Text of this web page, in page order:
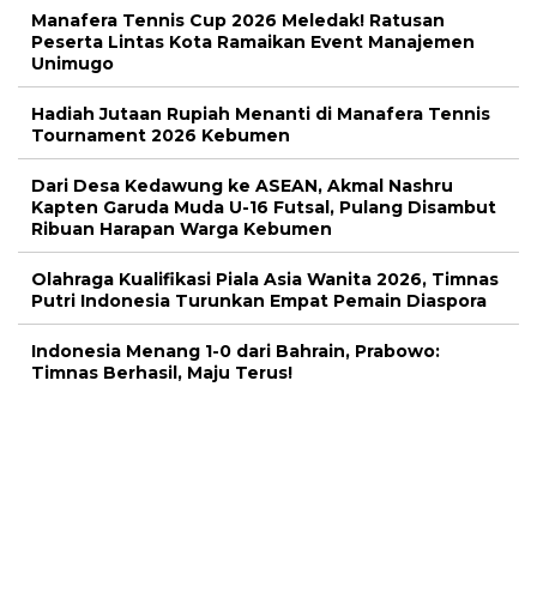
Manafera Tennis Cup 2026 Meledak! Ratusan
Peserta Lintas Kota Ramaikan Event Manajemen
Unimugo
Hadiah Jutaan Rupiah Menanti di Manafera Tennis
Tournament 2026 Kebumen
Dari Desa Kedawung ke ASEAN, Akmal Nashru
Kapten Garuda Muda U-16 Futsal, Pulang Disambut
Ribuan Harapan Warga Kebumen
Olahraga Kualifikasi Piala Asia Wanita 2026, Timnas
Putri Indonesia Turunkan Empat Pemain Diaspora
Indonesia Menang 1-0 dari Bahrain, Prabowo:
Timnas Berhasil, Maju Terus!